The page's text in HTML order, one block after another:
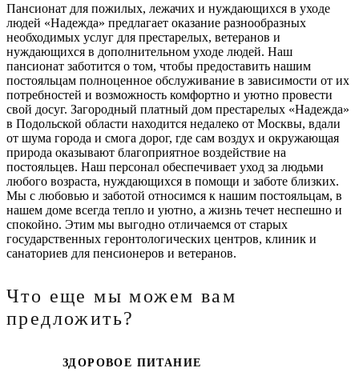
Пансионат для пожилых, лежачих и нуждающихся в уходе
людей «Надежда» предлагает оказание разнообразных
необходимых услуг для престарелых, ветеранов и
нуждающихся в дополнительном уходе людей. Наш
пансионат заботится о том, чтобы предоставить нашим
постояльцам полноценное обслуживание в зависимости от их
потребностей и возможность комфортно и уютно провести
свой досуг. Загородный платный дом престарелых «Надежда»
в Подольской области находится недалеко от Москвы, вдали
от шума города и смога дорог, где сам воздух и окружающая
природа оказывают благоприятное воздействие на
постояльцев. Наш персонал обеспечивает уход за людьми
любого возраста, нуждающихся в помощи и заботе близких.
Мы с любовью и заботой относимся к нашим постояльцам, в
нашем доме всегда тепло и уютно, а жизнь течет неспешно и
спокойно. Этим мы выгодно отличаемся от старых
государственных геронтологических центров, клиник и
санаториев для пенсионеров и ветеранов.
Что еще мы можем вам
предложить?
ЗДОРОВОЕ ПИТАНИЕ